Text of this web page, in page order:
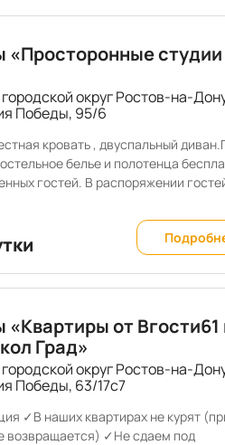
«Просторонные студии
округ Ростов-на-
Победы, 95/6
кровать , двуспальный
белье и полотенца
гостей. В распоряжении
чайник, вся
Есть стиральная машинка,,
гладильная доска. ** Вместимость
указана до 2-х гостей, за
И КУРЕНИЕ В КВАРТИРЕ
300 м от дома. Магазин есть в
У нас удаленное
заключается договор в онлайн
к заключению договора,
от Вгости61
Град»
округ Ростов-на-
Победы, 63/17с7
(при
✓Не сдаем под